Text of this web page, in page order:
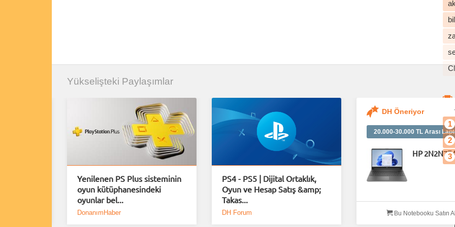
1
2
3
Yükselişteki Paylaşımlar
Yenilenen PS Plus sisteminin
oyun kütüphanesindeki
oyunlar bel...
DonanımHaber
PS4 - PS5 | Dijital Ortaklık,
Oyun ve Hesap Satış &amp;
Takas...
DH Forum
DH Öneriyor
20.000-30.000 TL Arası
HP
Bu Notebooku Satın Al